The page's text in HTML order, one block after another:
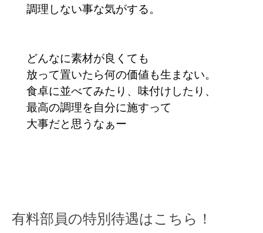
調理しない事な気がする。
どんなに素材が良くても
放って置いたら何の価値も生まない。
食卓に並べてみたり、味付けしたり、
最高の調理を自分に施すって
大事だと思うなぁー
有料部員の特別待遇はこちら！